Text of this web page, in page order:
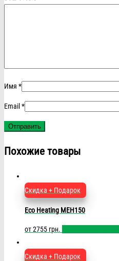
Имя *
Email *
Похожие товары
Скидка + Подарок
Eco Heating MEH150
от2755 грн.
Скидка + Подарок